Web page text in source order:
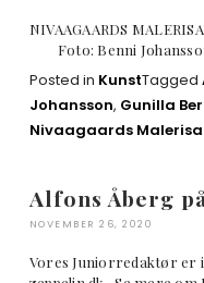
NIVAAGAARDS
Foto: Benni
Posted in KunstTagged
Johansson, Gunilla
Nivaagaards
Alfons Åberg
NOVEMBER 26, 2020
Vores Juniorredaktør